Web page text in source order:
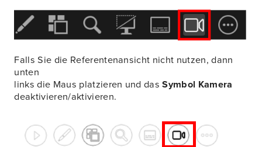
Falls Sie die Referentenansicht nicht nutzen, dann
unten
links die Maus platzieren und dasSymbol Kamera
deaktivieren/aktivieren.